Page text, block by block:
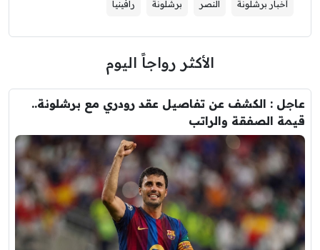
أخبار برشلونة النصر برشلونة رافينيا
الأكثر رواجاً اليوم
عاجل : الكشف عن تفاصيل عقد رودري مع برشلونة..
قيمة الصفقة والراتب